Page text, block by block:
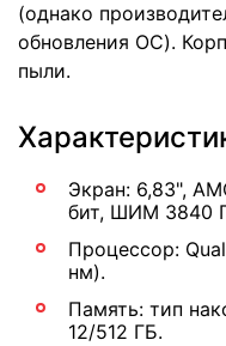
(однако
обновления ОС).
пыли.
Экран: 6,83",
бит, ШИМ 3840
Процессор:
нм).
Память: тип
12/512 ГБ.